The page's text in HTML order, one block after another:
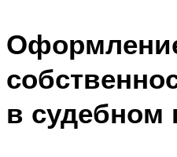
в судебном